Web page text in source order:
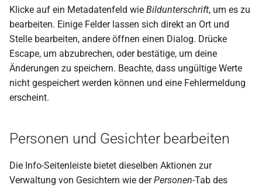
Klicke auf ein Metadatenfeld wie Bildunterschrift, um es zu
bearbeiten. Einige Felder lassen sich direkt an Ort und
Stelle bearbeiten, andere öffnen einen Dialog. Drücke
Escape, um abzubrechen, oder bestätige, um deine
Änderungen zu speichern. Beachte, dass ungültige Werte
nicht gespeichert werden können und eine Fehlermeldung
erscheint.
Personen und Gesichter bearbeiten
Die Info-Seitenleiste bietet dieselben Aktionen zur
Verwaltung von Gesichtern wie derPersonen-Tab des